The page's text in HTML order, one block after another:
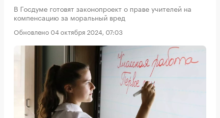
В Госдуме готовят законопроект о праве учителей на
компенсацию за моральный вред
Обновлено 04 октября 2024, 07:03